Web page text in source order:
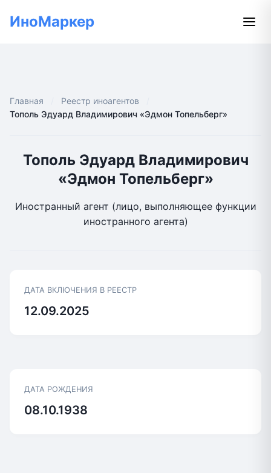
ИноМаркер
Главная
Реестр иноагентов
Тополь Эдуард Владимирович «Эдмон Топельберг»
Тополь Эдуард Владимирович
«Эдмон Топельберг»
Иностранный агент (лицо, выполняющее функции
иностранного агента)
ДАТА ВКЛЮЧЕНИЯ В РЕЕСТР
12.09.2025
ДАТА РОЖДЕНИЯ
08.10.1938